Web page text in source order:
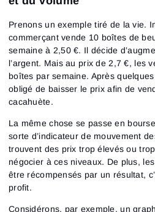
Prenons un exemple tiré de la vie.
commerçant vende 10 boîtes de
semaine à 2,50 €. Il décide
l’argent. Mais au prix de 2,7 €, les
boîtes par semaine. Après
obligé de baisser le prix afin de
cacahuète.
La même chose se passe en
sorte d’indicateur de mouvement
trouvent des prix trop élevés ou
négocier à ces niveaux. De plus,
être récompensés par un résultat,
profit.
Considérons, par exemple, un